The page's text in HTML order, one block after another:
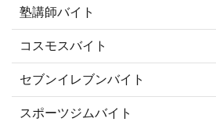
塾講師バイト
コスモスバイト
セブンイレブンバイト
スポーツジムバイト